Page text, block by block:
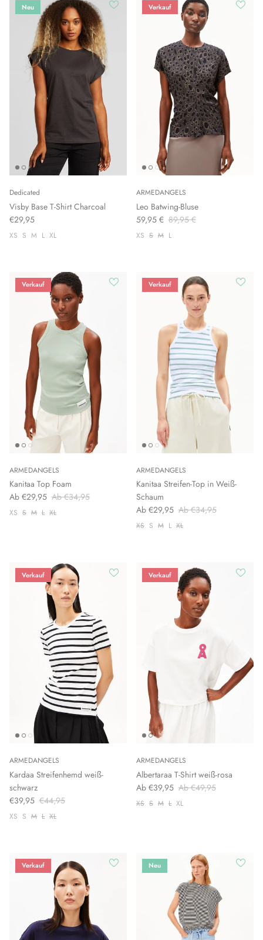
Neu
Dedicated
Visby Base T-Shirt Charcoal
€29,95
XS S M L XL
Verkauf
ARMEDANGELS
Leo Batwing-Bluse
59,95 € 89,95 €
XS S M L
Verkauf
ARMEDANGELS
Kanitaa Top Foam
Ab €29,95 Ab €34,95
XS S M L XL
Verkauf
ARMEDANGELS
Kanitaa Streifen-Top in Weiß-
Schaum
Ab €29,95 Ab €34,95
XS S M L XL
Verkauf
ARMEDANGELS
Kardaa Streifenhemd weiß-
schwarz
€39,95 €44,95
XS S M L XL
Verkauf
ARMEDANGELS
Albertaraa T-Shirt weiß-rosa
Ab €39,95 Ab €49,95
XS S M L XL
Verkauf Neu